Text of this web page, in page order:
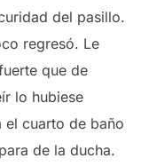
del pasillo.
regresó. Le
que de
lo hubiese
el cuarto de baño
de la ducha.